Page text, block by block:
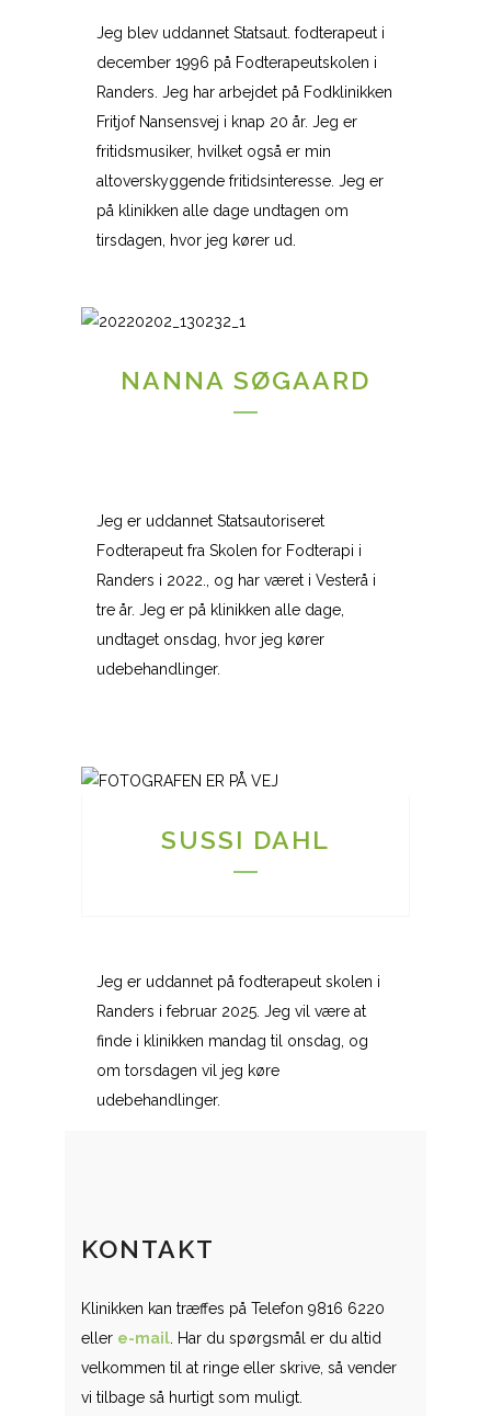
Jeg blev uddannet Statsaut. fodterapeut i
december 1996 på Fodterapeutskolen i
Randers. Jeg har arbejdet på Fodklinikken
Fritjof Nansensvej i knap 20 år. Jeg er
fritidsmusiker, hvilket også er min
altoverskyggende fritidsinteresse. Jeg er
på klinikken alle dage undtagen om
tirsdagen, hvor jeg kører ud.
NANNA SØGAARD
Jeg er uddannet Statsautoriseret
Fodterapeut fra Skolen for Fodterapi i
Randers i 2022., og har været i Vesterå i
tre år. Jeg er på klinikken alle dage,
undtaget onsdag, hvor jeg kører
udebehandlinger.
SUSSI DAHL
Jeg er uddannet på fodterapeut skolen i
Randers i februar 2025. Jeg vil være at
finde i klinikken mandag til onsdag, og
om torsdagen vil jeg køre
udebehandlinger.
KONTAKT
Klinikken kan træffes på Telefon 9816 6220
eller e-mail . Har du spørgsmål er du altid
velkommen til at ringe eller skrive, så vender
vi tilbage så hurtigt som muligt.